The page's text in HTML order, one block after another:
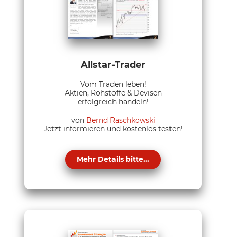
Allstar-Trader
Vom Traden leben!
Aktien, Rohstoffe & Devisen
erfolgreich handeln!
von Bernd Raschkowski
Jetzt informieren und kostenlos testen!
Mehr Details bitte...